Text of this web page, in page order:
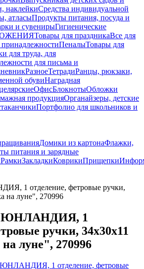
наклейкиСредства индивидуальной
атласыПродукты питания, посуда и
и сувенирыГигиенические
Товары для праздникаВсе для
ПеналыТовары для
для труда, для
для письма и
РазноеТетрадиРанцы, рюкзаки,
обувиНаградная
ОфисБлокнотыОбложки
продукцияОрганайзеры, детские
Портфолио для школьников и
Домики из картонаФлажки,
питания и зарядные
РамкиЗакладкиКоврикиПрищепки
1 отделение, фетровые ручки,
на луне", 270996
ЮНЛАНДИЯ, 1
ручки, 34х30х11
луне", 270996